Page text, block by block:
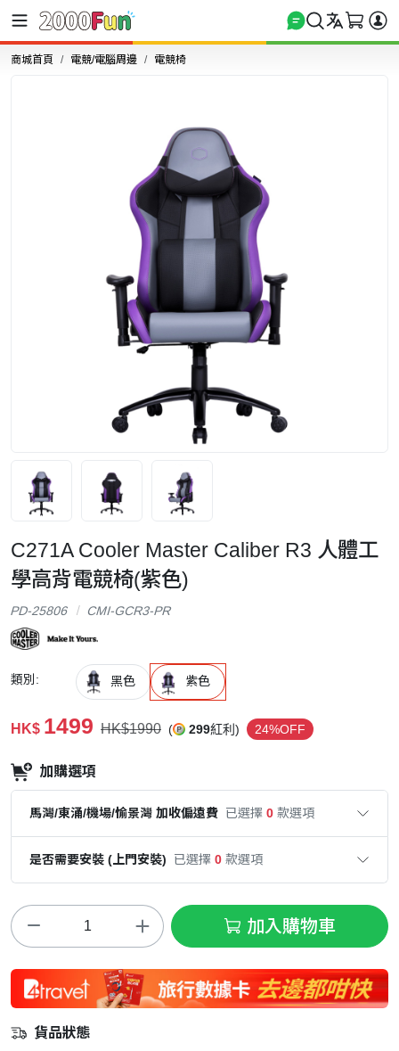
商城首頁 電競/電腦周邊 電競椅
C271A Cooler Master Caliber R3 人體工
學高背電競椅(紫色)
PD-25806 CMI-GCR3-PR
類別: 黑色 紫色
HK$ 1499 HK$1990 ( 299紅利) 24%OFF
加購選項
馬灣/東涌/機場/愉景灣 加收偏遠費 已選擇 0 款選項
是否需要安裝 (上門安裝) 已選擇 0 款選項
加入購物車
貨品狀態